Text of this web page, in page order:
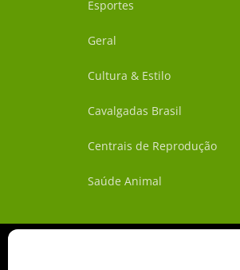
Esportes
Geral
Cultura & Estilo
Cavalgadas Brasil
Centrais de Reprodução
Saúde Animal